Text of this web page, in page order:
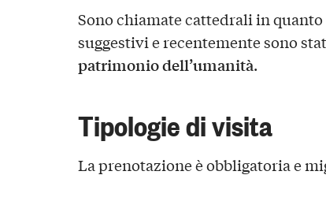
Sono chiamate cattedrali in
suggestivi e recentemente sono
patrimonio dell’umanità.
Tipologie di visita
La prenotazione è obbligatoria e